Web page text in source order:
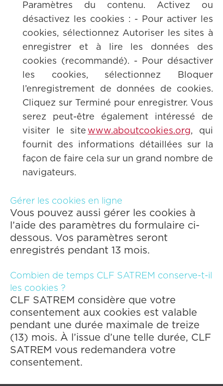
Paramètres du contenu. Activez ou
désactivez les cookies : - Pour activer les
cookies, sélectionnez Autoriser les sites à
enregistrer et à lire les données des
cookies (recommandé). - Pour désactiver
les cookies, sélectionnez Bloquer
l’enregistrement de données de cookies.
Cliquez sur Terminé pour enregistrer. Vous
serez peut-être également intéressé de
visiter le sitewww.aboutcookies.org, qui
fournit des informations détaillées sur la
façon de faire cela sur un grand nombre de
navigateurs.
Gérer les cookies en ligne
Vous pouvez aussi gérer les cookies à
l’aide des paramètres du formulaire ci-
dessous. Vos paramètres seront
enregistrés pendant 13 mois.
Combien de temps CLF SATREM conserve-t-il
les cookies ?
CLF SATREM considère que votre
consentement aux cookies est valable
pendant une durée maximale de treize
(13) mois. À l’issue d’une telle durée, CLF
SATREM vous redemandera votre
consentement.